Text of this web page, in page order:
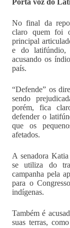
Porta voz do
No final da
claro quem foi
principal
e do latifúndio,
acusando os
país.
“Defende” os
sendo
porém, fica
defender o
que os
afetados.
A senadora
se utiliza do
campanha pela
para o
indígenas.
Também é
suas terras,